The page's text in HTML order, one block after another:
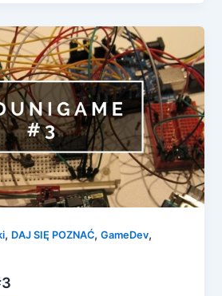
, DAJ SIĘ POZNAĆ,GameDev,